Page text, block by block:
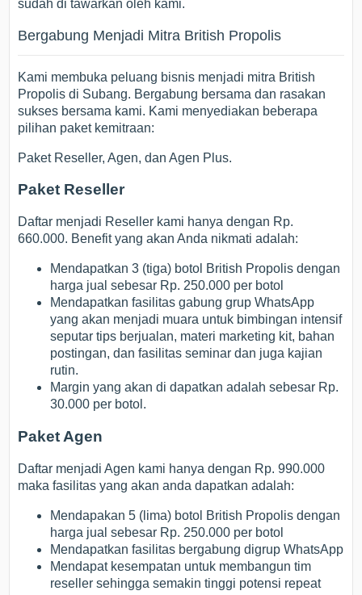
sudah di tawarkan oleh kami.
Bergabung Menjadi Mitra British Propolis
Kami membuka peluang bisnis menjadi mitra British
Propolis di Subang. Bergabung bersama dan rasakan
sukses bersama kami. Kami menyediakan beberapa
pilihan paket kemitraan:
Paket Reseller, Agen, dan Agen Plus.
Paket Reseller
Daftar menjadi Reseller kami hanya dengan Rp.
660.000. Benefit yang akan Anda nikmati adalah:
Mendapatkan 3 (tiga) botol British Propolis dengan
harga jual sebesar Rp. 250.000 per botol
Mendapatkan fasilitas gabung grup WhatsApp
yang akan menjadi muara untuk bimbingan intensif
seputar tips berjualan, materi marketing kit, bahan
postingan, dan fasilitas seminar dan juga kajian
rutin.
Margin yang akan di dapatkan adalah sebesar Rp.
30.000 per botol.
Paket Agen
Daftar menjadi Agen kami hanya dengan Rp. 990.000
maka fasilitas yang akan anda dapatkan adalah:
Mendapakan 5 (lima) botol British Propolis dengan
harga jual sebesar Rp. 250.000 per botol
Mendapatkan fasilitas bergabung digrup WhatsApp
Mendapat kesempatan untuk membangun tim
reseller sehingga semakin tinggi potensi repeat